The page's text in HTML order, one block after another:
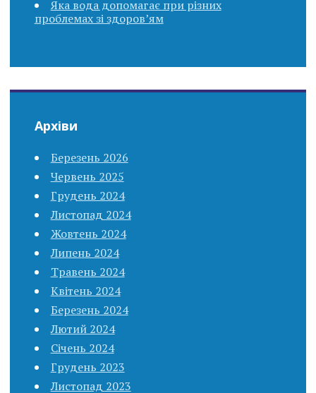
Яка вода допомагає при різних
проблемах зі здоров’ям
Архіви
Березень 2026
Червень 2025
Грудень 2024
Листопад 2024
Жовтень 2024
Липень 2024
Травень 2024
Квітень 2024
Березень 2024
Лютий 2024
Січень 2024
Грудень 2023
Листопад 2023